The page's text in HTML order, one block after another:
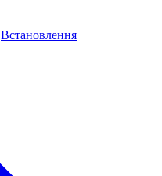
Встановлення